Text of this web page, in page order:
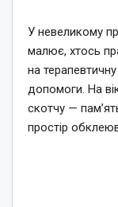
У невеликому
малює, хтось
на
допомоги. На
скотчу —
простір